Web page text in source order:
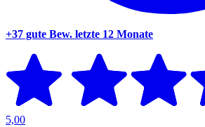
+37 gute Bew. letzte 12 Monate
5,00